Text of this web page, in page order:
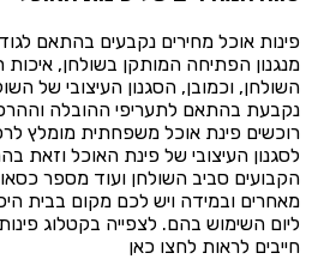
פינות אוכל מחירים נקבעים בהתאם
מנגנון הפתיחה המותקן בשולחן,
השולחן, וכמובן, הסגנון העיצובי של
נקבעת בהתאם לתעריפי ההובלה
רוכשים פינת אוכל משפחתית מומלץ
לסגנון העיצובי של פינת האוכל וזאת
הקבועים סביב השולחן ועוד מספר
מאחרים ובמידה ויש לכם מקום בבית
ליום השימוש בהם. לצפייה בקטלוג
חייבים לראות לחצו כאן